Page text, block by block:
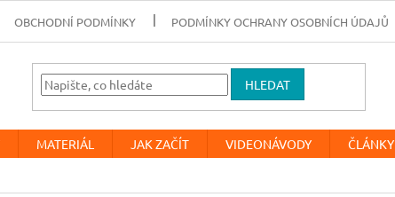
OBCHODNÍ PODMÍNKY PODMÍNKY OCHRANY OSOBNÍCH ÚDAJŮ
HLEDAT
MATERIÁL JAK ZAČÍT VIDEONÁVODY ČLÁNKY